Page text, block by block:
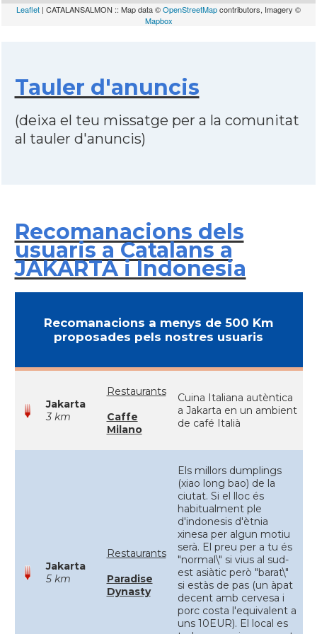
Leaflet | CATALANSALMON :: Map data ©OpenStreetMapcontributors, Imagery ©
Mapbox
Tauler d'anuncis
(deixa el teu missatge per a la comunitat
al tauler d'anuncis)
Recomanacions dels
usuaris a Catalans a
JAKARTA i Indonesia
Recomanacions a menys de 500 Km
proposades pels nostres usuaris
Jakarta
3 km
Restaurants
Caffe
Milano
Cuina Italiana autèntica
a Jakarta en un ambient
de café Italià
Jakarta
5 km
Restaurants
Paradise
Dynasty
Els millors dumplings
(xiao long bao) de la
ciutat. Si el lloc és
habitualment ple
d'indonesis d'ètnia
xinesa per algun motiu
serà. El preu per a tu és
"normal\" si vius al sud-
est asiàtic però "barat\"
si estàs de pas (un àpat
decent amb cervesa i
porc costa l'equivalent a
uns 10EUR). El local es